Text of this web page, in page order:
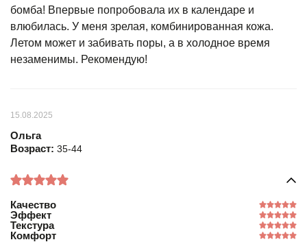
бомба! Впервые попробовала их в календаре и
влюбилась. У меня зрелая, комбинированная кожа.
Летом может и забивать поры, а в холодное время
незаменимы. Рекомендую!
15.08.2025
Ольга
Возраст: 35-44
Качество
Эффект
Текстура
Комфорт